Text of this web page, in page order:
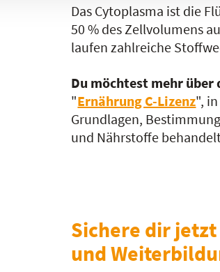
Das Cytoplasma ist die
50 % des Zellvolumens
laufen zahlreiche
Du möchtest mehr über
"Ernährung C-Lizenz",
Grundlagen,
und Nährstoffe
Sichere dir jetzt
und